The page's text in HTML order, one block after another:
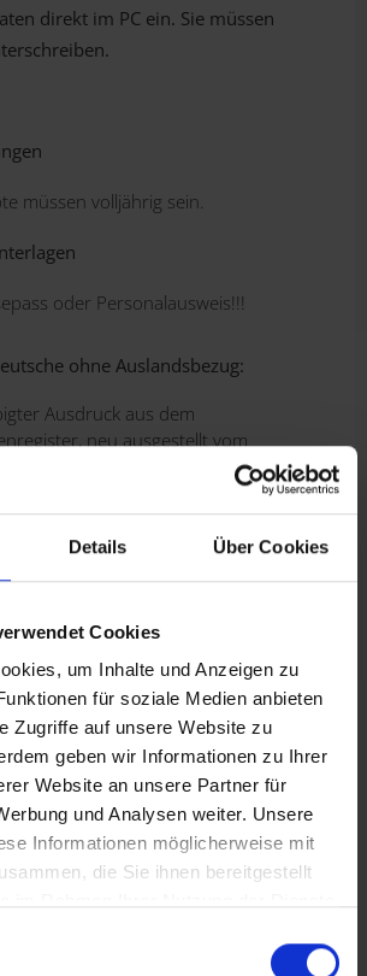
Details Über Cookies
Cookies
um Inhalte und Anzeigen zu
für soziale Medien anbieten
Zugriffe auf unsere Website zu
geben wir Informationen zu Ihrer
Website an unsere Partner für
und Analysen weiter. Unsere
Informationen möglicherweise mit
die Sie ihnen bereitgestellt
direkt im PC ein. Sie müssen
müssen volljährig sein.
oder Personalausweis!!!
ohne Auslandsbezug:
Ausdruck aus dem
neu ausgestellt vom
Hauptwohnsitz nicht in Lohr
aktuelle erweiterte
von der
Auslandsbezug liegt vor, wenn einer
Staatsangehörigkeit besitzt
geboren wurde oder
wurde
Ehe/ Lebenspartnerschaft im
hat
Ehe/ Lebenspartnerschaft im
wurde